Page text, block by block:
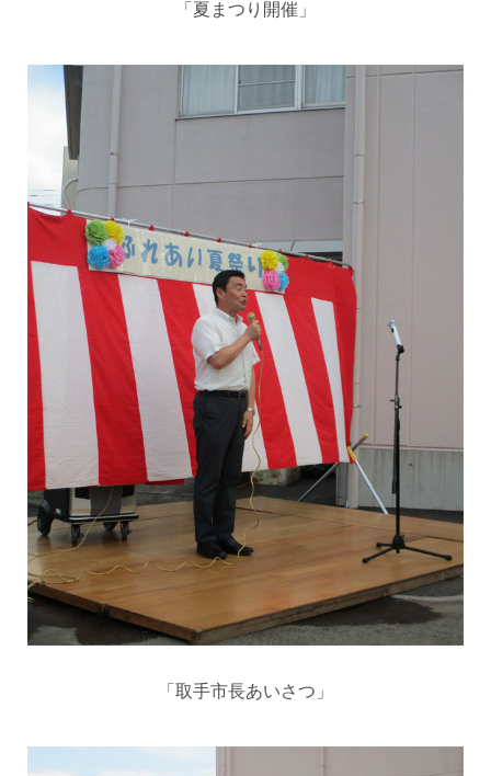
「夏まつり開催」
「取手市長あいさつ」